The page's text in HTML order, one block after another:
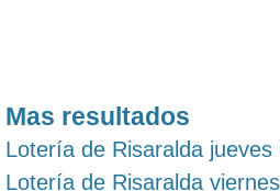
Mas resultados
Lotería de Risaralda
Lotería de Risaralda